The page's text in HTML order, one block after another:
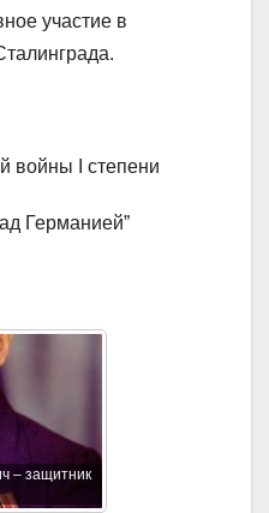
участие в
войны I степени
Германией”
– защитник